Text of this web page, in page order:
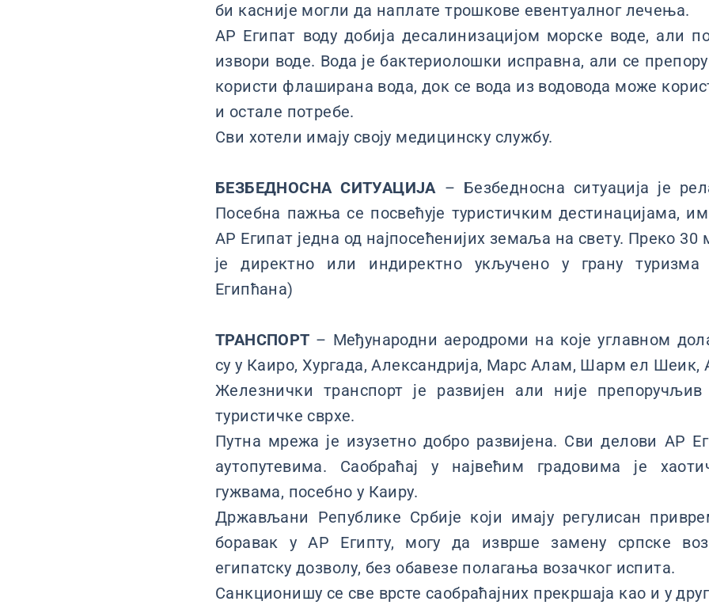
би касније могли да наплате трошкове евентуалног лечења.
АР Египат воду добија десалинизацијом морске воде, али
извори воде. Вода је бактериолошки исправна, али се
користи флаширана вода, док се вода из водовода може
и остале потребе.
Сви хотели имају своју медицинску службу.
БЕЗБЕДНОСНА СИТУАЦИЈА– Безбедносна ситуација је
Посебна пажња се посвећује туристичким дестинацијама,
АР Египат једна од најпосећенијих земаља на свету. Преко
је директно или индиректно укључено у грану туризма
Египћана)
ТРАНСПОРТ – Међународни аеродроми на које углавном
су у Каиро, Хургада, Александрија, Марс Алам, Шарм ел Шеик,
Железнички транспорт је развијен али није
туристичке сврхе.
Путна мрежа је изузетно добро развијена. Сви делови АР
аутопутевима. Саобраћај у највећим градовима је
гужвама, посебно у Каиру.
Држављани Републике Србије који имају регулисан
боравак у АР Египту, могу да изврше замену српске
египатску дозволу, без обавезе полагања возачког испита.
Санкционишу се све врсте саобраћајних прекршаја као и у